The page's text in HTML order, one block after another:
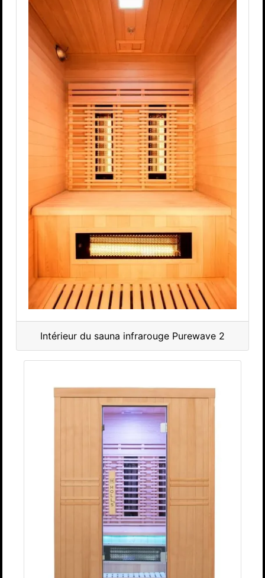
Intérieur du sauna infrarouge Purewave 2